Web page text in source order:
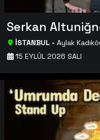
Serkan
İSTANBUL -Aylak
15 EYLÜL 2026 SALI